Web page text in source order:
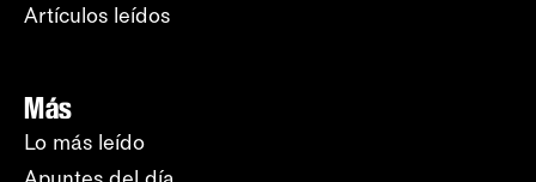
Artículos leídos
Más
Lo más leído